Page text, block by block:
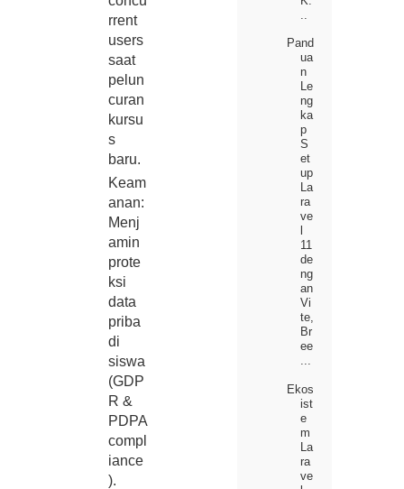
rrent
users
saat
pelun
curan
kursu
s
baru.
Keam
anan:
Menj
amin
prote
ksi
data
priba
di
siswa
(GDP
R &
PDPA
compl
iance
).
Pand
ua
n
Le
ng
ka
p
S
et
up
La
ra
ve
11
de
ng
an
Vi
te,
Br
ee
...
Ekos
ist
e
m
La
ra
ve